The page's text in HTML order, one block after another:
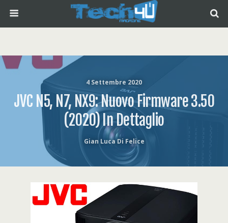
4 Settembre 2020
JVC N5, N7, NX9: Nuovo Firmware 3.50
(2020) In Dettaglio
Gian Luca Di Felice